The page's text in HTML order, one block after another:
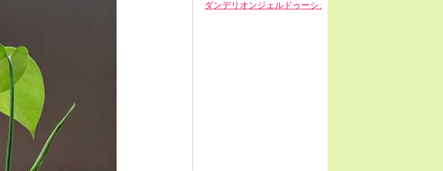
ダンデリオンジェルドゥーシュ